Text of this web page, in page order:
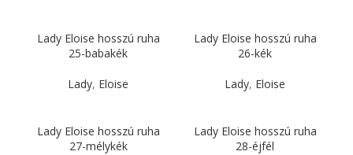
Lady Eloise hosszú ruha
25-babakék
Lady, Eloise
Lady Eloise hosszú ruha
26-kék
Lady, Eloise
Lady Eloise hosszú ruha
27-mélykék
Lady Eloise hosszú ruha
28-éjfél